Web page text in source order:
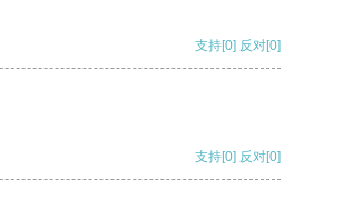
支持[0] 反对[0]
支持[0] 反对[0]